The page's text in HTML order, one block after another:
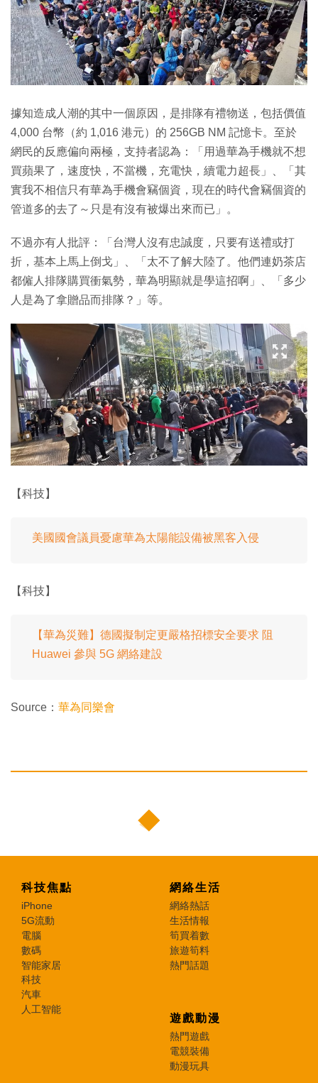
據知造成人潮的其中一個原因，是排隊有禮物送，包括價值
4,000 台幣（約 1,016 港元）的 256GB NM 記憶卡。至於
網民的反應偏向兩極，支持者認為：「用過華為手機就不想
買蘋果了，速度快，不當機，充電快，續電力超長」、「其
實我不相信只有華為手機會竊個資，現在的時代會竊個資的
管道多的去了～只是有沒有被爆出來而已」。
不過亦有人批評：「台灣人沒有忠誠度，只要有送禮或打
折，基本上馬上倒戈」、「太不了解大陸了。他們連奶茶店
都僱人排隊購買衝氣勢，華為明顯就是學這招啊」、「多少
人是為了拿贈品而排隊？」等。
【科技】
美國國會議員憂慮華為太陽能設備被黑客入侵
【科技】
【華為災難】德國擬制定更嚴格招標安全要求 阻
Huawei 參與 5G 網絡建設
Source： 華為同樂會
科技焦點
iPhone
5G流動
電腦
數碼
智能家居
科技
汽車
人工智能
網絡生活
網絡熱話
生活情報
筍買着數
旅遊筍料
熱門話題
遊戲動漫
熱門遊戲
電競裝備
動漫玩具